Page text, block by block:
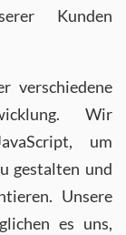
Kunden
verschiedene
Wir
um
gestalten und
Unsere
es uns,